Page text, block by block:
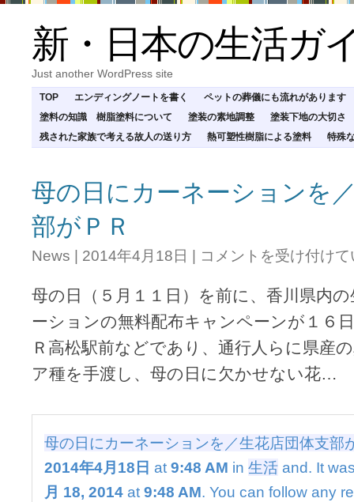
新・日本の生活ガ
Just another WordPress site
TOP エンディングノートを書く
ペットの葬儀にも流れがあります
塗料の知識 樹脂塗料について
塗装の素地調整
塗装下地の大切さ
残された家族で考える故人の送り方
熱可塑性樹脂による塗料 特殊
母の日にカーネーションを
部がＰＲ
News | 2014年4月18日 | 母
に
ー
シ
／
花
店
コメントを受け付け
母の日（５月１１日）を前に、香川県内
ーションの無料配布キャンペーンが１６
Ｒ高松駅前などであり、通行人らに県産
ア種を手渡し、母の日に欠かせない花…
母の日にカーネーションを／生花店団体支部
2014年4月18日 at 9:48 AM in 生活 and. It
月 18, 2014 at 9:48 AM. You can follow any